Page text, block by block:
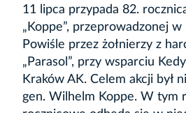
11 lipca przypada 82.
„Koppe”, przeprowadzonej
Powiśle przez żołnierzy z
„Parasol”, przy wsparciu
Kraków AK. Celem akcji był
gen. Wilhelm Koppe. W tym